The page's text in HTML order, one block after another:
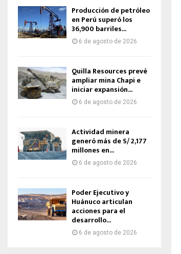
Producción de petróleo
en Perú superó los
36,900 barriles...
6 de agosto de 2026
Quilla Resources prevé
ampliar mina Chapi e
iniciar expansión...
6 de agosto de 2026
Actividad minera
generó más de S/ 2,177
millones en...
6 de agosto de 2026
Poder Ejecutivo y
Huánuco articulan
acciones para el
desarrollo...
6 de agosto de 2026